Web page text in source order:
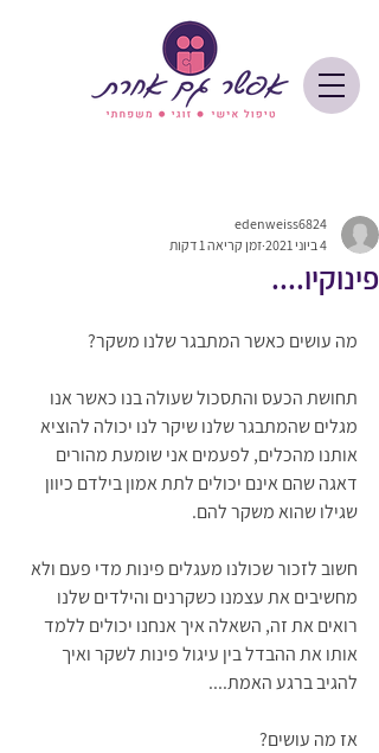
פינוקיו....
edenweiss6824
4 ביוני 2021
זמן קריאה 1 דקות
מה עושים כאשר המתבגר שלנו משקר?
תחושת הכעס והתסכול שעולה בנו כאשר אנו
מגלים שהמתבגר שלנו שיקר לנו יכולה להוציא
אותנו מהכלים, לפעמים אני שומעת מהורים
דאגה שהם אינם יכולים לתת אמון בילדם כיוון
שגילו שהוא משקר להם.
חשוב לזכור שכולנו מעגלים פינות מדי פעם ולא
מחשיבים את עצמנו כשקרנים והילדים שלנו
רואים את זה, השאלה איך אנחנו יכולים ללמד
אותו את ההבדל בין עיגול פינות לשקר ואיך
להגיב ברגע האמת....
אז מה עושים?